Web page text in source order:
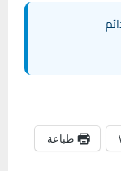
طباعة